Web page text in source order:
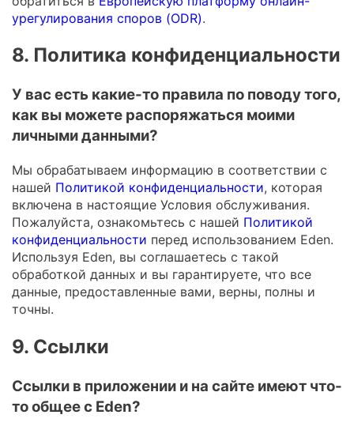
урегулирования споров (ODR).
8. Политика конфиденциальности
У вас есть какие-то правила по поводу того,
как вы можете распоряжаться моими
личными данными?
Мы обрабатываем информацию в соответствии с
нашей Политикой конфиденциальности, которая
включена в настоящие Условия обслуживания.
Пожалуйста, ознакомьтесь с нашей Политикой
конфиденциальности перед использованием Eden.
Используя Eden, вы соглашаетесь с такой
обработкой данных и вы гарантируете, что все
данные, предоставленные вами, верны, полны и
точны.
9. Ссылки
Ссылки в приложении и на сайте имеют что-
то общее с Eden?